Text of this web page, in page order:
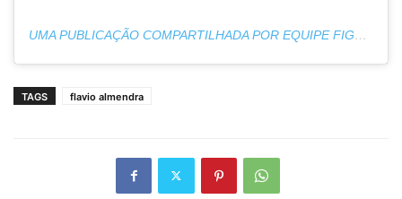
UMA PUBLICAÇÃO COMPARTILHADA POR EQUIPE FIGHT ONE (@EQUIPEFIGHTONE)
TAGS flavio almendra